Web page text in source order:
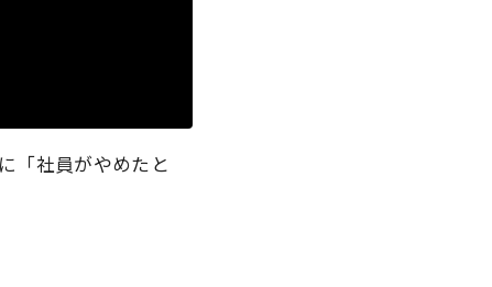
「社員がやめたと